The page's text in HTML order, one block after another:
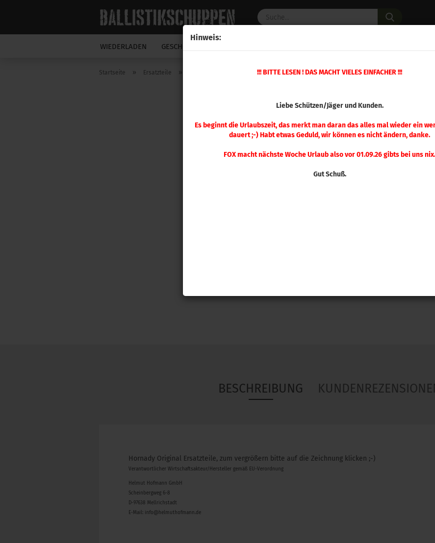
Hinweis:
!!! BITTE LESEN ! DAS MACHT VIELES EINFACHER !!!
Liebe Schützen/Jäger und Kunden.
Es beginnt die Urlaubszeit, das merkt man daran das alles mal wieder ein
dauert ;-) Habt etwas Geduld, wir können es nicht ändern, danke.
FOX macht nächste Woche Urlaub also vor 01.09.26 gibts bei uns nix.
Gut Schuß.
WIEDERLADEN GESCHOSSE
Startseite » Ersatzteile » Mehrstation Presse » Ersatzteil Nr. 10 Mehrstation Presse
BESCHREIBUNG
Hornady Original Ersatzteile, zum vergrößern bitte auf die Zeichnung klicken ;-)
Verantwortlicher Wirtschaftsakteur/Hersteller gemäß EU-Verordnung
Helmut Hofmann GmbH
Scheinbergweg 6-8
D-97638 Mellrichstadt
E-Mail: info@helmuthofmann.de